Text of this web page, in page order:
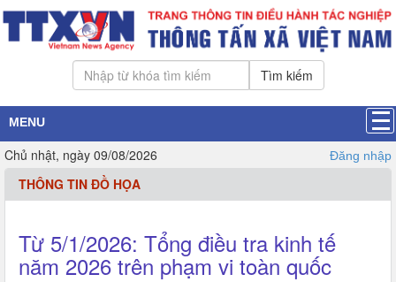
Tìm kiếm
MENU
Chủ nhật, ngày 09/08/2026 Đăng nhập
THÔNG TIN ĐỒ HỌA
Từ 5/1/2026: Tổng điều tra kinh tế
năm 2026 trên phạm vi toàn quốc